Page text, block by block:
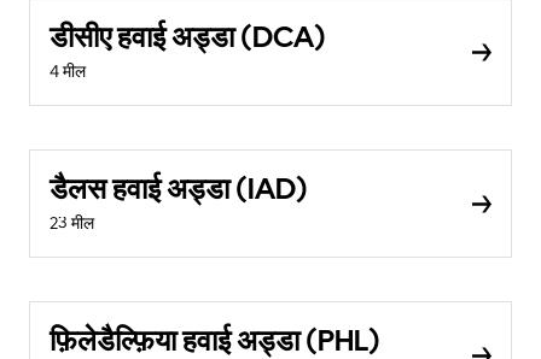
डीसीए हवाई अड्डा (DCA)
4 मील
डैलस हवाई अड्डा (IAD)
23 मील
फ़िलेडैल्फ़िया हवाई अड्डा (PHL)